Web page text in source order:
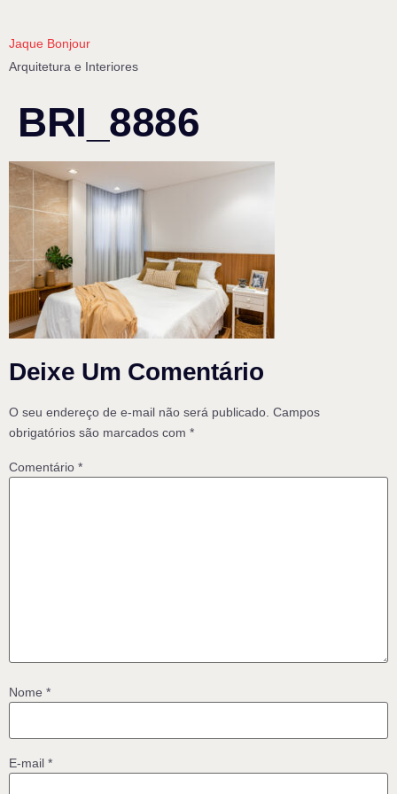
Jaque Bonjour
Arquitetura e Interiores
BRI_8886
Deixe Um Comentário
O seu endereço de e-mail não será publicado. Campos
obrigatórios são marcados com *
Comentário *
Nome *
E-mail *